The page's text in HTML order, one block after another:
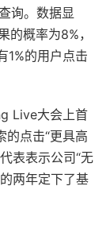
询。数据显
概率为8%，
1%的用户点击
Live大会上首
的点击“更具高
表表示公司“无
两年定下了基